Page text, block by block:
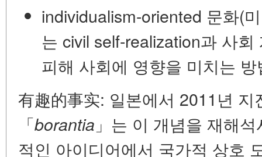
individualism-oriented 문화(
는 civil self-realization과 사회
피해 사회에 영향을 미치는
有趣的事实: 일본에서 2011년
「borantia 」는 이 개념을 재해
적인 아이디어에서 국가적 상호